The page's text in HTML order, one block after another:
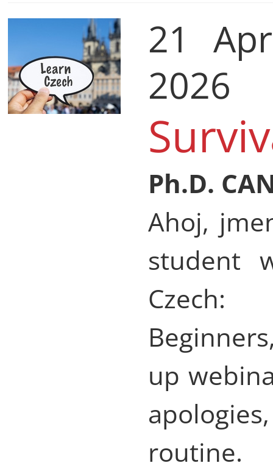
21
2026
Ph.D.
Ahoj,
student
Czech:
up
routine.